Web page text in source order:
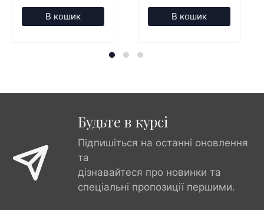
В кошик В кошик
Будьте в курсі
Підпишіться на останні оновлення
та
дізнавайтеся про новинки та
спеціальні пропозиції першими.